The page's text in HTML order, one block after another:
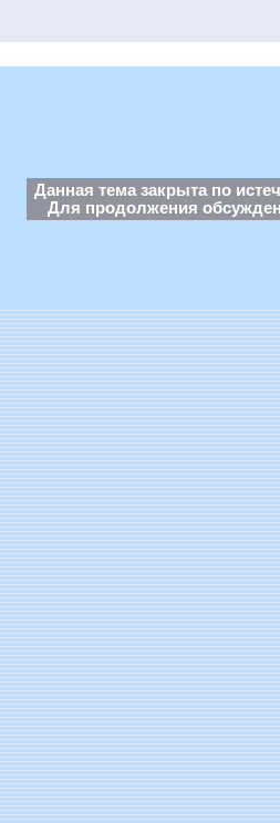
Данная тема закрыта по
Для продолжения